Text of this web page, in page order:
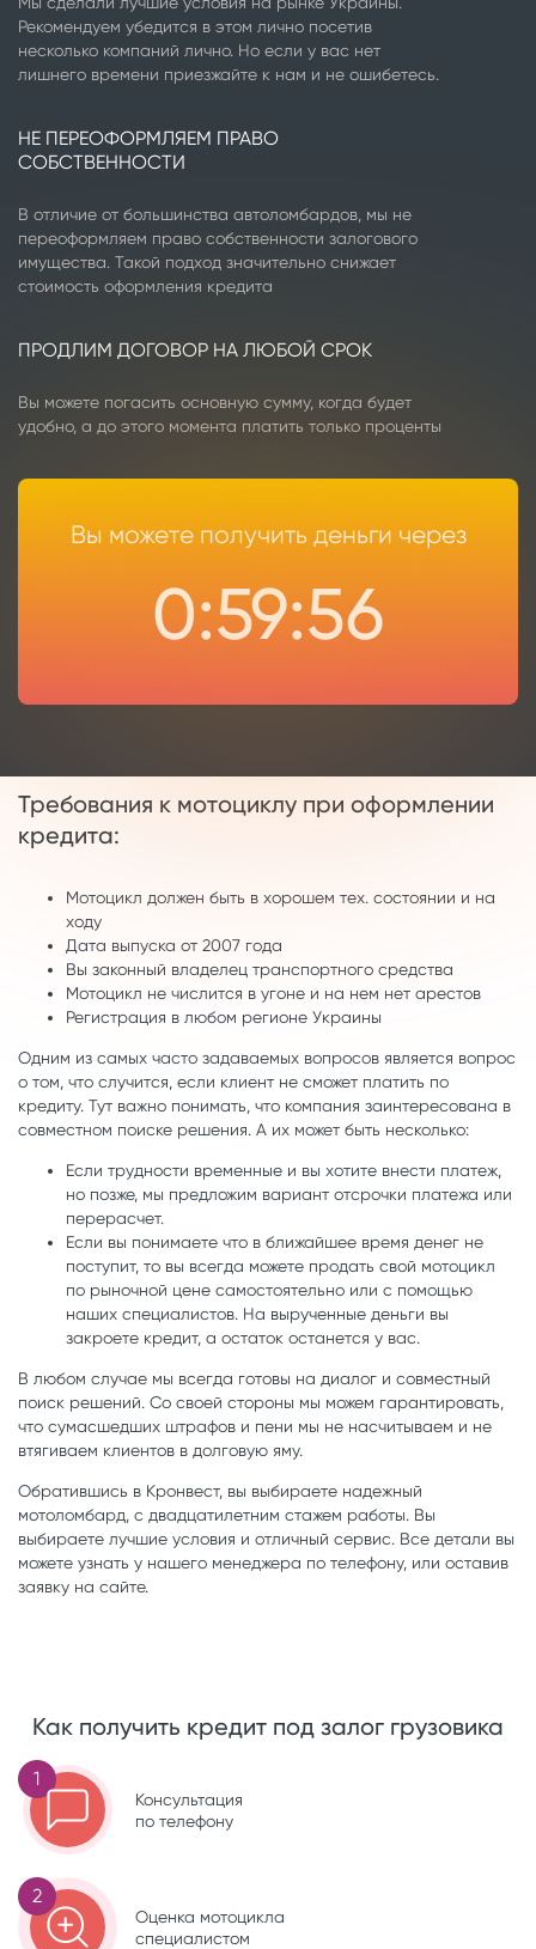
Рекомендуем убедится в этом лично посетив
несколько компаний лично. Но если у вас нет
лишнего времени приезжайте к нам и не ошибетесь.
НЕ ПЕРЕОФОРМЛЯЕМ ПРАВО
СОБСТВЕННОСТИ
В отличие от большинства автоломбардов, мы не
переоформляем право собственности залогового
имущества. Такой подход значительно снижает
стоимость оформления кредита
ПРОДЛИМ ДОГОВОР НА ЛЮБОЙ СРОК
Вы можете погасить основную сумму, когда будет
удобно, а до этого момента платить только проценты
Вы можете получить деньги через
0:59:55
Требования к мотоциклу при оформлении
кредита:
Мотоцикл должен быть в хорошем тех. состоянии и на
ходу
Дата выпуска от 2007 года
Вы законный владелец транспортного средства
Мотоцикл не числится в угоне и на нем нет арестов
Регистрация в любом регионе Украины
Одним из самых часто задаваемых вопросов является вопрос
о том, что случится, если клиент не сможет платить по
кредиту. Тут важно понимать, что компания заинтересована в
совместном поиске решения. А их может быть несколько:
Если трудности временные и вы хотите внести платеж,
но позже, мы предложим вариант отсрочки платежа или
перерасчет.
Если вы понимаете что в ближайшее время денег не
поступит, то вы всегда можете продать свой мотоцикл
по рыночной цене самостоятельно или с помощью
наших специалистов. На вырученные деньги вы
закроете кредит, а остаток останется у вас.
В любом случае мы всегда готовы на диалог и совместный
поиск решений. Со своей стороны мы можем гарантировать,
что сумасшедших штрафов и пени мы не насчитываем и не
втягиваем клиентов в долговую яму.
Обратившись в Кронвест, вы выбираете надежный
мотоломбард, с двадцатилетним стажем работы. Вы
выбираете лучшие условия и отличный сервис. Все детали вы
можете узнать у нашего менеджера по телефону, или оставив
заявку на сайте.
Как получить кредит под залог грузовика
1
Консультация
по телефону
2
Оценка мотоцикла
специалистом